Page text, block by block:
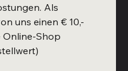
Als
uns einen € 10,-
Online-Shop